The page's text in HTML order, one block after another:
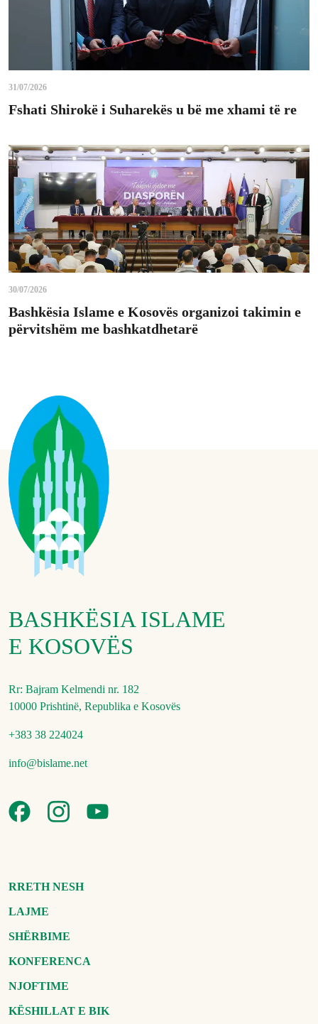
31/07/2026
Fshati Shirokë i Suharekës u bë me xhami të re
30/07/2026
Bashkësia Islame e Kosovës organizoi takimin e
përvitshëm me bashkatdhetarë
BASHKËSIA ISLAME
E KOSOVËS
Rr: Bajram Kelmendi nr. 182
10000 Prishtinë, Republika e Kosovës
+383 38 224024
info@bislame.net
RRETH NESH
LAJME
SHËRBIME
KONFERENCA
NJOFTIME
KËSHILLAT E BIK